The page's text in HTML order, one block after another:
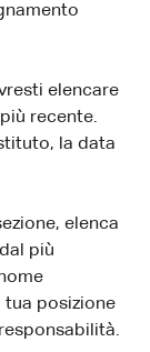
elencare
recente.
la data
elenca
più
tua posizione